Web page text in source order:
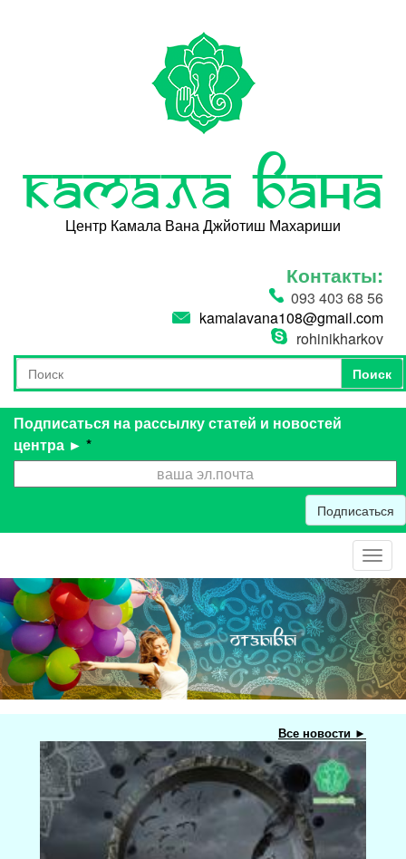
Камала Вана
Центр Камала Вана Джйотиш Махариши
Контакты:
093 403 68 56
kamalavana108@gmail.com
rohinikharkov
Форма поиска
Поиск
Поиск
Подписаться на рассылку статей и новостей
центра ► *
Подписаться
Все новости ►